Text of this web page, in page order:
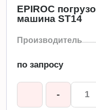
EPIROC
машина ST14
Производитель
по запросу
-